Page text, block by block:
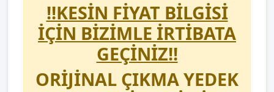
!!KESİN FİYAT BİLGİSİ
İÇİN BİZİMLE İRTİBATA
GEÇİNİZ!!
ORİJİNAL ÇIKMA YEDEK